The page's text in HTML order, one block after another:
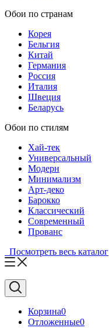
Обои по странам
Корея
Бельгия
Китай
Германия
Россия
Италия
Швеция
Беларусь
Обои по стилям
Хай-тек
Универсальный
Модерн
Минимализм
Арт-деко
Барокко
Классический
Современный
Прованс
Посмотреть весь каталог
Корзина0
Отложенные0